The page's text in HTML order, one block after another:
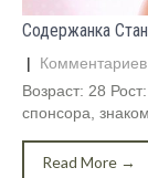
Содержанка
|
Возраст: 28
спонсора,
Read More →